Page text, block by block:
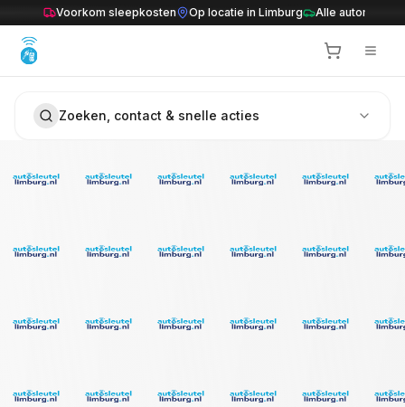
Ga naar inhoudVoorkom sleepkosten Op locatie in Limburg Alle automerken
Zoeken, contact & snelle acties